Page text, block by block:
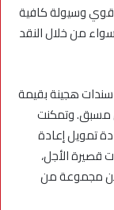
وسيولة كافية
من خلال النقد
الشركة خلال الربع الأول من العام 2017، سندات هجينة بقيمة
مسبق. وتمكنت
تمويل إعادة
قصيرة الأجل،
أمريكي من مجموعة من